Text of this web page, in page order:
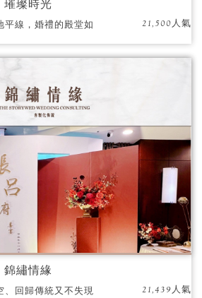
璀璨時光
平線，婚禮的殿堂如
21,500人氣
錦繡情緣
、回歸傳統又不失現
21,439人氣